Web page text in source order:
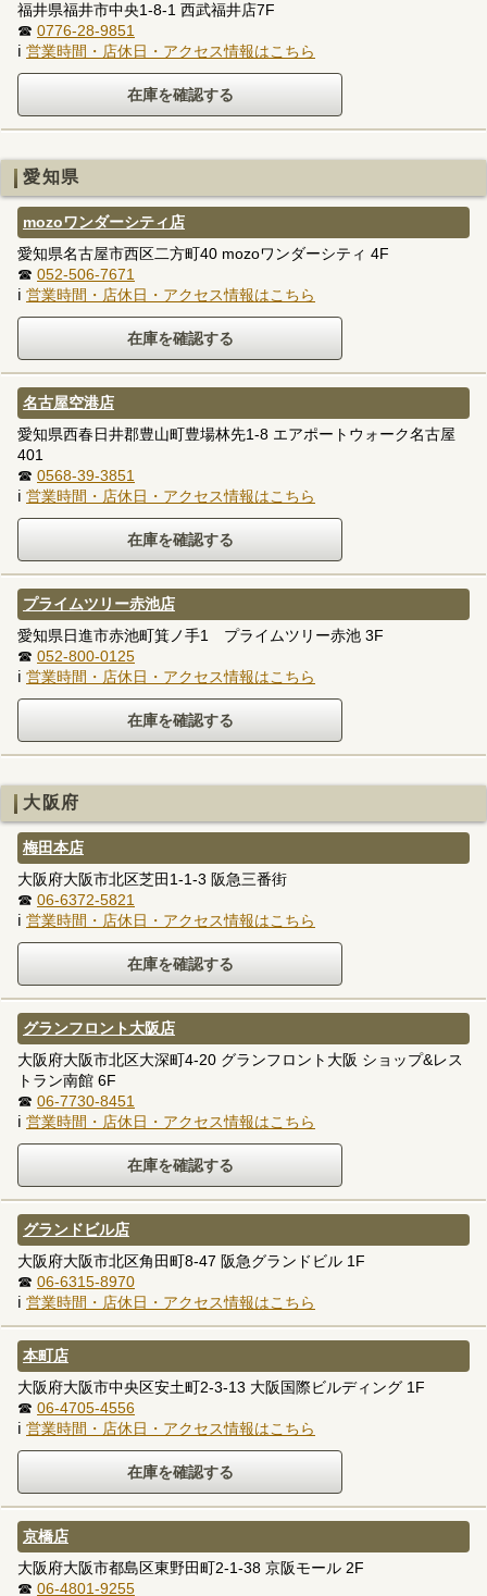
福井県福井市中央1-8-1 西武福井店7F
☎ 0776-28-9851
ℹ 営業時間・店休日・アクセス情報はこちら
愛知県
mozoワンダーシティ店
愛知県名古屋市西区二方町40 mozoワンダーシティ 4F
☎ 052-506-7671
ℹ 営業時間・店休日・アクセス情報はこちら
名古屋空港店
愛知県西春日井郡豊山町豊場林先1-8 エアポートウォーク名古屋
401
☎ 0568-39-3851
ℹ 営業時間・店休日・アクセス情報はこちら
プライムツリー赤池店
愛知県日進市赤池町箕ノ手1 プライムツリー赤池 3F
☎ 052-800-0125
ℹ 営業時間・店休日・アクセス情報はこちら
大阪府
梅田本店
大阪府大阪市北区芝田1-1-3 阪急三番街
☎ 06-6372-5821
ℹ 営業時間・店休日・アクセス情報はこちら
グランフロント大阪店
大阪府大阪市北区大深町4-20 グランフロント大阪 ショップ&レス
トラン南館 6F
☎ 06-7730-8451
ℹ 営業時間・店休日・アクセス情報はこちら
グランドビル店
大阪府大阪市北区角田町8-47 阪急グランドビル 1F
☎ 06-6315-8970
ℹ 営業時間・店休日・アクセス情報はこちら
本町店
大阪府大阪市中央区安土町2-3-13 大阪国際ビルディング 1F
☎ 06-4705-4556
ℹ 営業時間・店休日・アクセス情報はこちら
京橋店
大阪府大阪市都島区東野田町2-1-38 京阪モール 2F
☎ 06-4801-9255